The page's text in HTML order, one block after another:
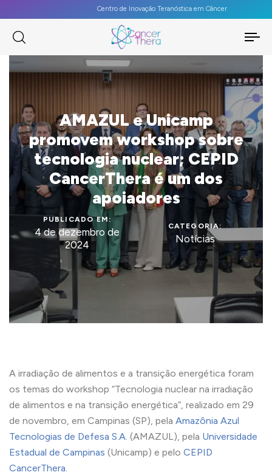
Centro de Inovação Teranóstica em Câncer
AMAZUL e Unicamp
promovem workshop sobre
tecnologia nuclear; CEPID
CancerThera é um dos
apoiadores
PUBLICADO EM:
4 de dezembro de
2024
CATEGORIA:
Notícias
A irradiação de alimentos e a transição energética foram
os temas do workshop “Tecnologia nuclear na irradiação
de alimentos e na transição energética”, realizado em 29
de novembro, em Campinas (SP), pela Amazônia Azul
Tecnologias de Defesa S.A. (AMAZUL), pela Universidade
Estadual de Campinas (Unicamp) e pelo CEPID
CancerThera.